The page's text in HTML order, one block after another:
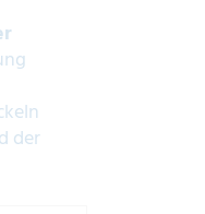
der